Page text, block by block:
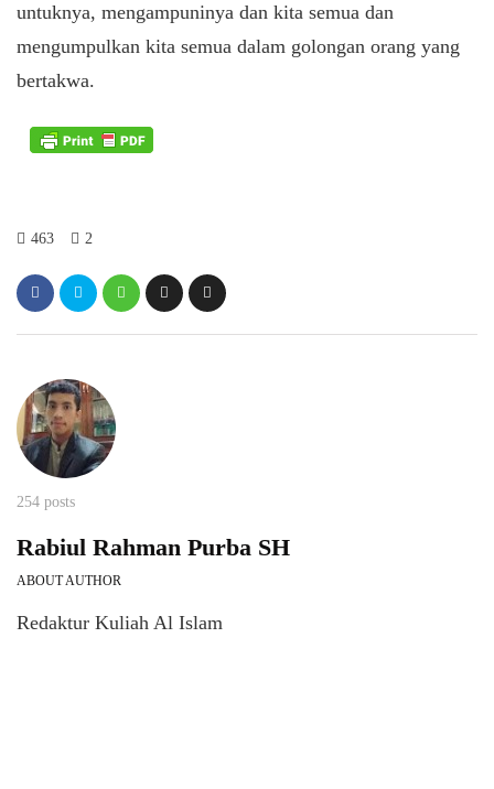
untuknya, mengampuninya dan kita semua dan
mengumpulkan kita semua dalam golongan orang yang
bertakwa.
463 2
254 posts
Rabiul Rahman Purba SH
ABOUT AUTHOR
Redaktur Kuliah Al Islam